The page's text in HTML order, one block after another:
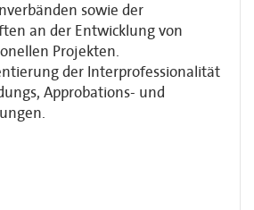
sowie der
an der Entwicklung von
Projekten.
der Interprofessionalität
Approbations- und